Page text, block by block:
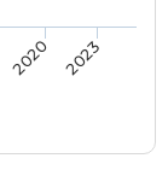
2020 2023